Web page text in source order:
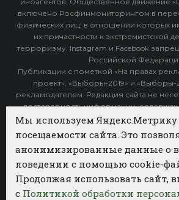
включено Росфинмониторингом в
физических лиц, в отношении которых
их причастности к экстремистской
терроризму. Instagram и Facebook
Российской
Публикации с пометкой «На правах
проект», «Выборы-2019» и
рекламодателем. Редакция сайта не
достоверность информации,
объявлениях.
Категории
ФОТОБАНК АГЕНТСТВА
Мы используем Яндекс.Метрику
посещаемости сайта. Это
анонимизированные данные о
поведении с помощью cookie-
Продолжая использовать сайт,
с Политикой обработки